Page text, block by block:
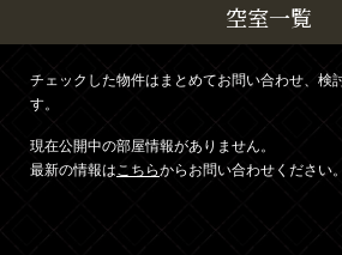
空室一覧
チェックした物件はまとめてお問い合わせ、検
す。
現在公開中の部屋情報がありません。
最新の情報はこちらからお問い合わせください。